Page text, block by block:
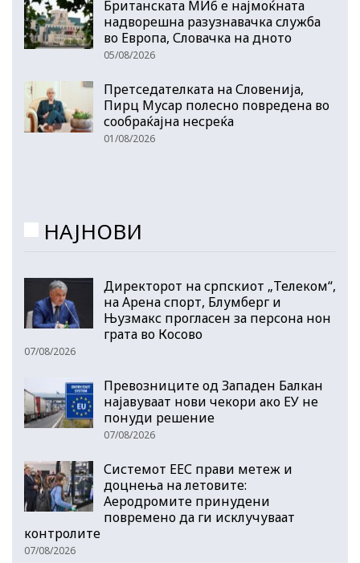
Британската МИ6 е најмоќната
надворешна разузнавачка служба
во Европа, Словачка на дното
05/08/2026
Претседателката на Словенија,
Пирц Мусар полесно повредена во
сообраќајна несреќа
01/08/2026
НАЈНОВИ
Директорот на српскиот „Телеком“,
на Арена спорт, Блумберг и
Њузмакс прогласен за персона нон
грата во Косово
07/08/2026
Превозниците од Западен Балкан
најавуваат нови чекори ако ЕУ не
понуди решение
07/08/2026
Системот ЕЕС прави метеж и
доцнења на летовите:
Аеродромите принудени
повремено да ги исклучуваат
контролите
07/08/2026